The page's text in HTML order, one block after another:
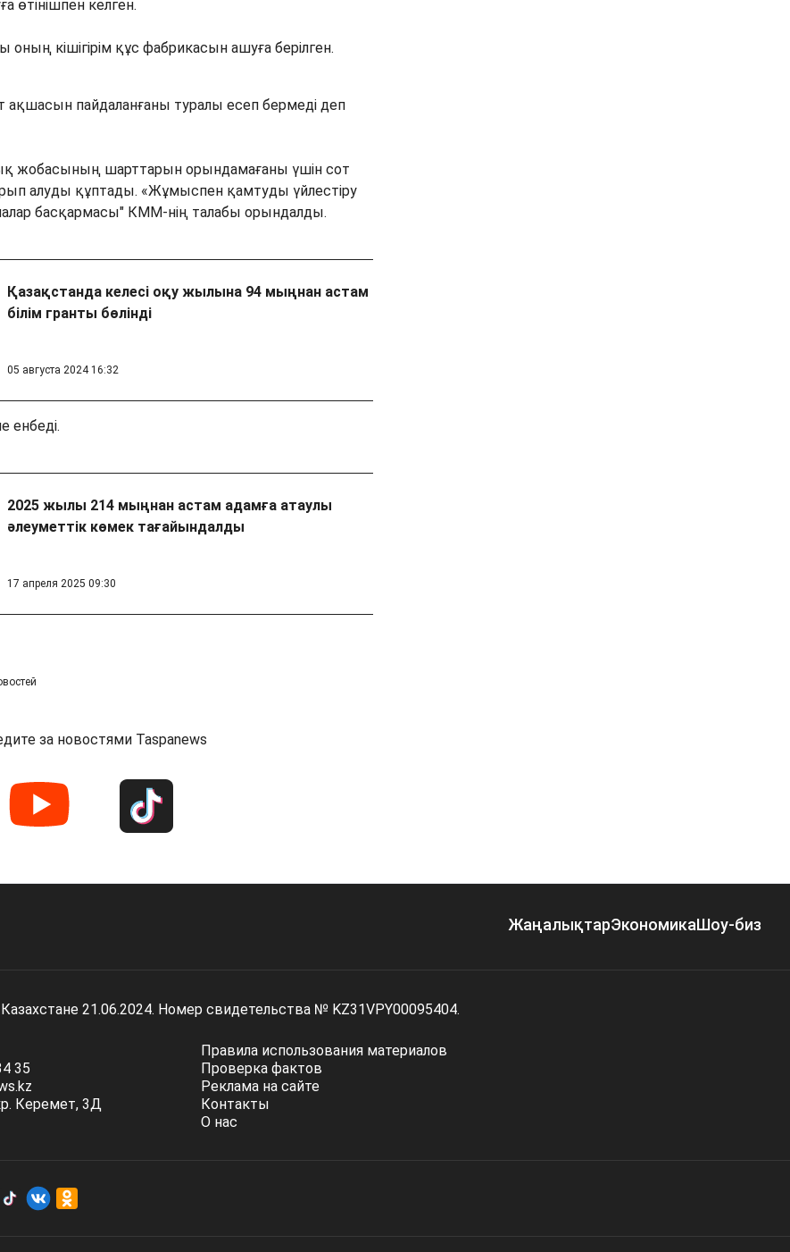
өтінішпен келген.
кішігірім құс фабрикасын ашуға берілген.
ақшасын пайдаланғаны туралы есеп бермеді деп
жобасының шарттарын орындамағаны үшін сот
алуды құптады. «Жұмыспен қамтуды үйлестіру
басқармасы" КММ-нің талабы орындалды.
Қазақстанда келесі оқу жылына 94 мыңнан астам
білім гранты бөлінді
05 августа 2024 16:32
енбеді.
2025 жылы 214 мыңнан астам адамға атаулы
әлеуметтік көмек тағайындалды
17 апреля 2025 09:30
за новостями Taspanews
ЖаңалықтарЭкономикаШоу-биз
21.06.2024. Номер свидетельства № KZ31VPY00095404.
35
Керемет, 3Д
Правила использования материалов
Проверка фактов
Реклама на сайте
Контакты
О нас